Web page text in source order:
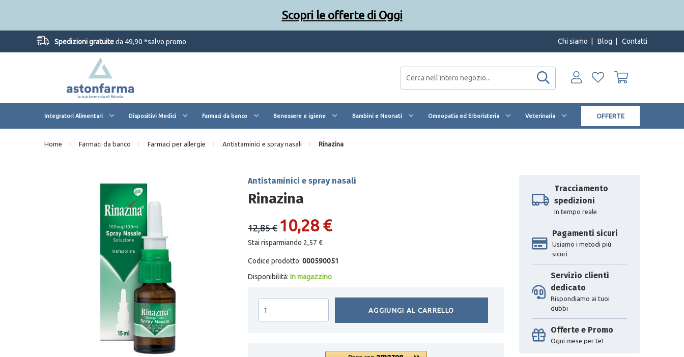
Spedizioni gratuiteda 49,90 *salvo promo Chi siamo Blog Contatti
Integratori Alimentari Dispositivi Medici Farmaci da banco Benessere e igiene Bambini e Neonati Omeopatia ed Erboristeria Veterinaria OFFERTE
Home Farmaci da banco Farmaci per allergie Antistaminici e spray nasali Rinazina
Antistaminici e spray nasali
Rinazina
12,85 € 10,28 €
Stai risparmiando 2,57 €
Codice prodotto: 000590051
Disponibilità: In magazzino
AGGIUNGI AL CARRELLO
Tracciamento
spedizioni
In tempo reale
Pagamenti sicuri
Usiamo i metodi più
sicuri
Servizio clienti
dedicato
Rispondiamo ai tuoi
dubbi
Offerte e Promo
Ogni mese per te!
Scopri le offerte di Oggi